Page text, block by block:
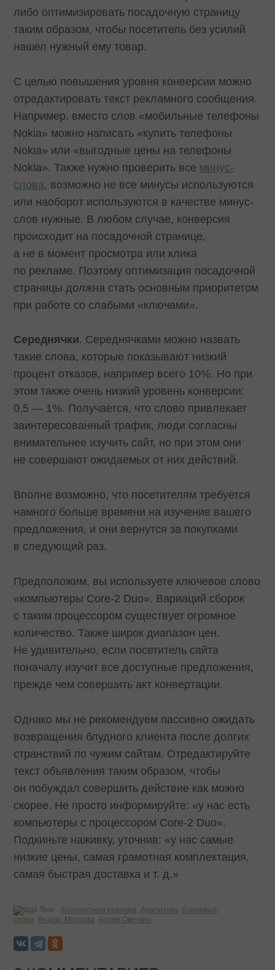
либо оптимизировать посадочную страницу
таким образом, чтобы посетитель без усилий
нашел нужный ему товар.
С целью повышения уровня конверсии можно
отредактировать текст рекламного сообщения.
Например, вместо слов «мобильные телефоны
Nokia» можно написать «купить телефоны
Nokia» или «выгодные цены на телефоны
Nokia». Также нужно проверить все минус-
слова, возможно не все минусы используются
или наоборот используются в качестве минус-
слов нужные. В любом случае, конверсия
происходит на посадочной странице,
а не в момент просмотра или клика
по рекламе. Поэтому оптимизация посадочной
страницы должна стать основным приоритетом
при работе со слабыми «ключами».
Середнячки. Середнячками можно назвать
такие слова, которые показывают низкий
процент отказов, например всего 10%. Но при
этом также очень низкий уровень конверсии:
0,5 — 1%. Получается, что слово привлекает
заинтересованный трафик, люди согласны
внимательнее изучить сайт, но при этом они
не совершают ожидаемых от них действий.
Вполне возможно, что посетителям требуется
намного больше времени на изучение вашего
предложения, и они вернутся за покупками
в следующий раз.
Предположим, вы используете ключевое слово
«компьютеры Core-2 Duo». Вариаций сборок
с таким процессором существует огромное
количество. Также широк диапазон цен.
Не удивительно, если посетитель сайта
поначалу изучит все доступные предложения,
прежде чем совершить акт конвертации.
Однако мы не рекомендуем пассивно ожидать
возвращения блудного клиента после долгих
странствий по чужим сайтам. Отредактируйте
текст объявления таким образом, чтобы
он побуждал совершить действие как можно
скорее. Не просто информируйте: «у нас есть
компьютеры с процессором Core-2 Duo».
Подкиньте наживку, уточнив: «у нас самые
низкие цены, самая грамотная комплектация,
самая быстрая доставка и т. д.»
Теги: Контекстная реклама Аналитика Ключевые
слова Яндекс.Метрика Артем Овечкин